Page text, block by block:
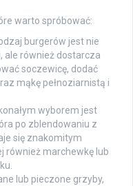
warto spróbować:
burgerów jest nie
ale również dostarcza
soczewicę, dodać
mąkę pełnoziarnistą i
wyborem jest
po zblendowaniu z
się znakomitym
również marchewkę lub
lub pieczone grzyby,